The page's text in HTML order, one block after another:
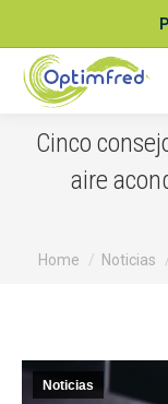
Cinco
aire
You are here:
Home Noticias
Noticias